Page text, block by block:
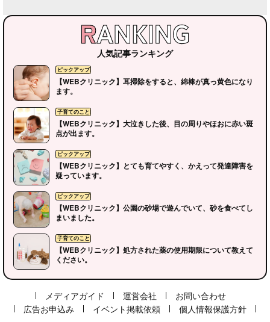
人気記事ランキング
ピックアップ
【WEBクリニック】耳掃除をすると、綿棒が真っ黄色になり
ます。
子育てのこと
【WEBクリニック】大泣きした後、目の周りやほおに赤い斑
点が出ます。
ピックアップ
【WEBクリニック】とても育てやすく、かえって発達障害を
疑っています。
【WEBクリニック】公園の砂場で遊んでいて、砂を食べてし
まいました。
【WEBクリニック】処方された薬の使用期限について教えて
ください。
メディアガイド 運営会社
お問い合わせ
広告お申込み
イベント掲載依頼 個人情報保護方針